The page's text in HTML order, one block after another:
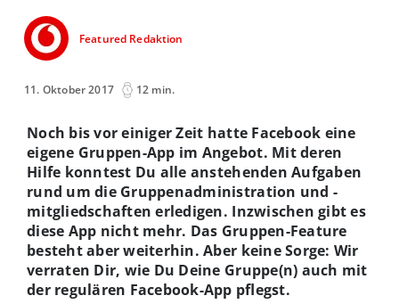
Featured Redaktion
11. Oktober 2017 12 min.
Noch bis vor einiger Zeit hatte Facebook eine
eigene Gruppen-App im Angebot. Mit deren
Hilfe konntest Du alle anstehenden Aufgaben
rund um die Gruppenadministration und -
mitgliedschaften erledigen. Inzwischen gibt es
diese App nicht mehr. Das Gruppen-Feature
besteht aber weiterhin. Aber keine Sorge: Wir
verraten Dir, wie Du Deine Gruppe(n) auch mit
der regulären Facebook-App pflegst.